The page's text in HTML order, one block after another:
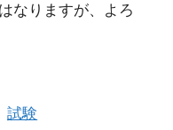
なりますが、よろ
試験